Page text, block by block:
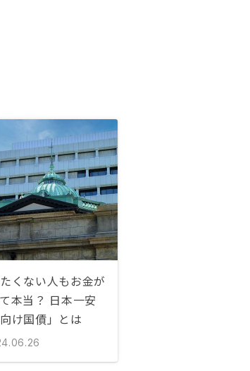
くない人もお金が
本当？ 日本一安
け国債」とは